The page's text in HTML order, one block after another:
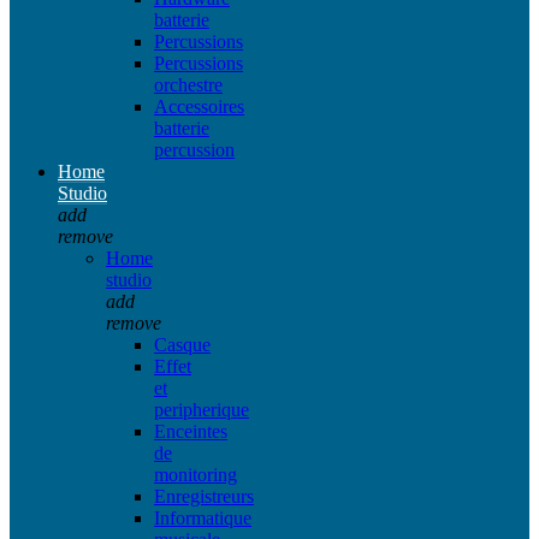
batterie
Percussions
Percussions
orchestre
Accessoires
batterie
percussion
Home
Studio
add
remove
Home
studio
add
remove
Casque
Effet
et
peripherique
Enceintes
de
monitoring
Enregistreurs
Informatique